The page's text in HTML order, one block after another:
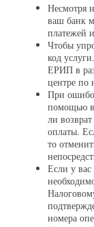
Несмотря
ваш банк
платежей
Чтобы
код
ЕРИП в
центре по
При
помощью в
ли
оплаты.
то
Если у вас
номера